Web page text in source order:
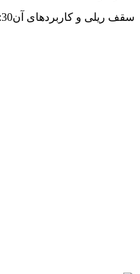
سقف ریلی و کاربردهای آن